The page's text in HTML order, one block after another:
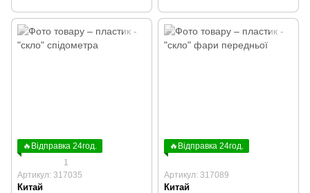
🔥Відправка 24год.
1
Артикул: 317035
Китай
🔥Відправка 24год.
Артикул: 317089
Китай